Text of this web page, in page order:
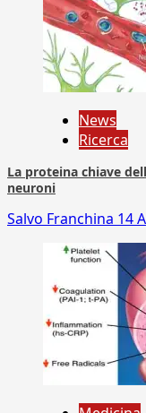
News
Ricerca
La proteina chiave
neuroni
Salvo Franchina 14